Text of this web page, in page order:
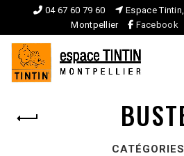
04 67 60 79 60
Espace
Montpellier
Facebook
CATÉGORIES